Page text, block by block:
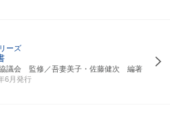
ーズ
協議会 監修／吾妻美子・佐藤健次 編著
6月発行